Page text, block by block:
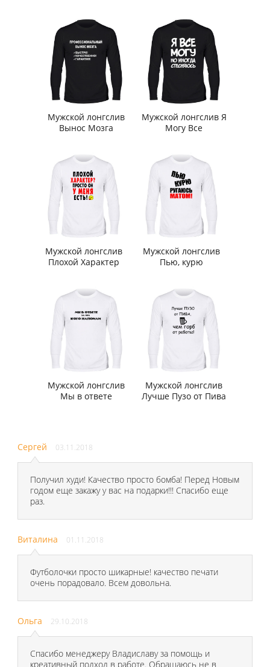
Мужской лонгслив
Вынос Мозга
Мужской лонгслив Я
Могу Все
Мужской лонгслив
Плохой Характер
Мужской лонгслив
Пью, курю
Мужской лонгслив
Мы в ответе
Мужской лонгслив
Лучше Пузо от Пива
Сергей 03.11.2018
Получил худи! Качество просто бомба! Перед Новым
годом еще закажу у вас на подарки!!! Спасибо еще
раз.
Виталина 01.11.2018
Футболочки просто шикарные! качество печати
очень порадовало. Всем довольна.
Ольга 29.10.2018
Спасибо менеджеру Владиславу за помощь и
креативный подход в работе. Обращаюсь не в